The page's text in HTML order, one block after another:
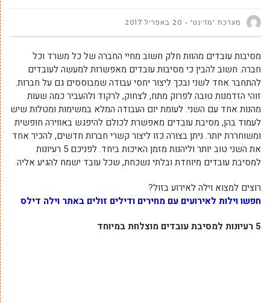
מערכת 'מדינט' 20 באפריל 2017
מסיבות עובדים מהוות חלק חשוב מחיי החברה של כל משרד וכל
חברה. חשוב להבין כי מסיבות עובדים מאפשרות למעשה לעובדים
להתחבר אחד לשני ובכך ליצור יחסי עבודה שמבוססים גם על חברות.
זוהי הזדמנות טובה לפרוק מתח, לצחוק, לרקוד ולהעביר כמה שעות
מהנות אחד עם השני. לעומת יום העבודה המלא במשימות ומטלות שיש
לעמוד בהן, מסיבת עובדים מאפשרת לכולם להיפגש באווירה חופשית
ומשוחררת יותר. ניתן בצורה כזו ליצור קשרי חברות חדשים, להכיר אחד
את השני טוב יותר וליהנות מזמן האיכות ביחד. לפניכם 5 רעיונות
למסיבת עובדים מיוחדת ובלתי נשכחת, שכל עובד ישמח להגיע אליה.
רוצים למצוא וילה לאירוע בזול?
חפשו וילות לאירועים עם מחירים ודילים זולים באתר וילה דילס
5 רעיונות למסיבת עובדים מוצלחת במיוחד